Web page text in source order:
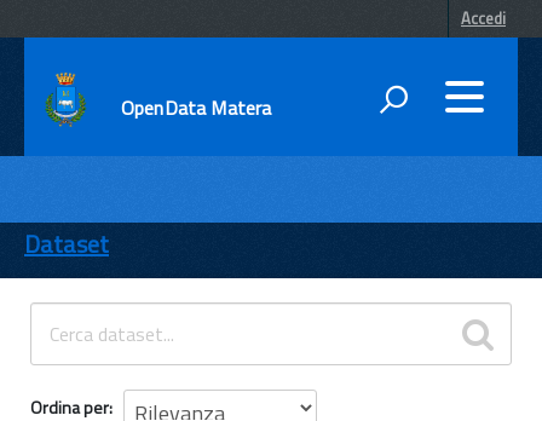
Accedi
OpenData Matera
ENTI
TEMI
INFORMAZIONI
Dataset
Ordina per